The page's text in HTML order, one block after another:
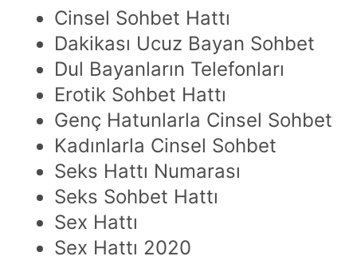
Cinsel Sohbet Hattı
Dakikası Ucuz Bayan Sohbet
Dul Bayanların Telefonları
Erotik Sohbet Hattı
Genç Hatunlarla Cinsel Sohbet
Kadınlarla Cinsel Sohbet
Seks Hattı Numarası
Seks Sohbet Hattı
Sex Hattı
Sex Hattı 2020